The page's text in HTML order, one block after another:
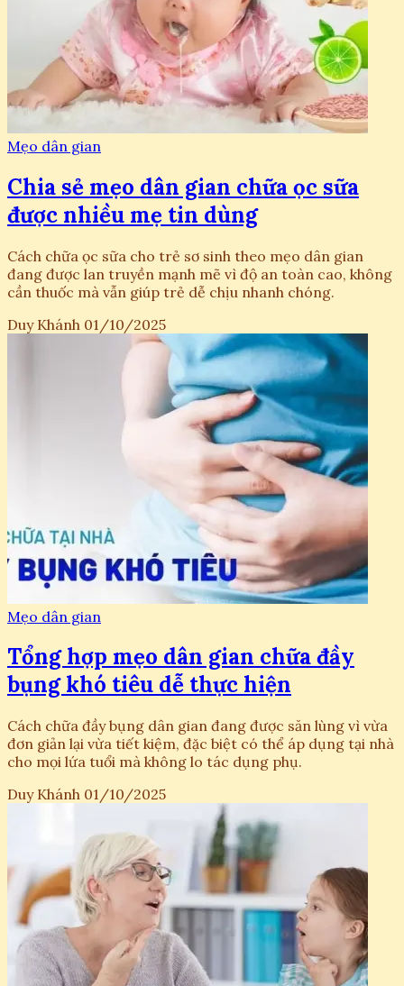
Mẹo dân gian
Chia sẻ mẹo dân gian chữa ọc sữa
được nhiều mẹ tin dùng
Cách chữa ọc sữa cho trẻ sơ sinh theo mẹo dân gian
đang được lan truyền mạnh mẽ vì độ an toàn cao, không
cần thuốc mà vẫn giúp trẻ dễ chịu nhanh chóng.
Duy Khánh 01/10/2025
Mẹo dân gian
Tổng hợp mẹo dân gian chữa đầy
bụng khó tiêu dễ thực hiện
Cách chữa đầy bụng dân gian đang được săn lùng vì vừa
đơn giản lại vừa tiết kiệm, đặc biệt có thể áp dụng tại nhà
cho mọi lứa tuổi mà không lo tác dụng phụ.
Duy Khánh 01/10/2025